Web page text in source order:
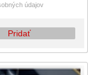
údajov
Pridať